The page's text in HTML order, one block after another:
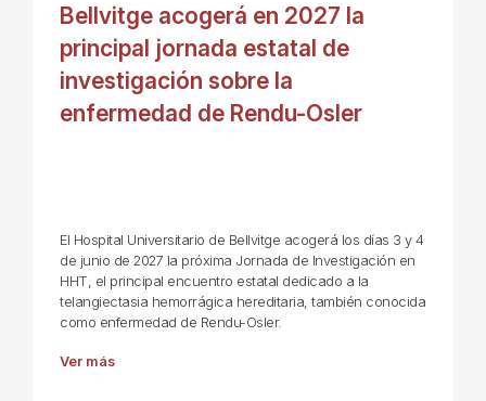
Bellvitge acogerá en 2027 la
principal jornada estatal de
investigación sobre la
enfermedad de Rendu-Osler
El Hospital Universitario de Bellvitge acogerá los días 3 y 4
de junio de 2027 la próxima Jornada de Investigación en
HHT, el principal encuentro estatal dedicado a la
telangiectasia hemorrágica hereditaria, también conocida
como enfermedad de Rendu-Osler.
Ver más